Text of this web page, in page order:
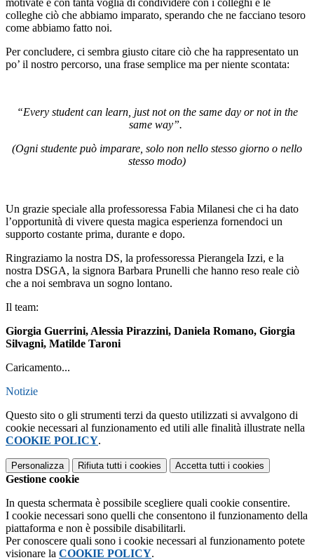
colleghe ciò che abbiamo imparato, sperando che ne facciano tesoro
come abbiamo fatto noi.
Per concludere, ci sembra giusto citare ciò che ha rappresentato un
po’ il nostro percorso, una frase semplice ma per niente scontata:
“Every student can learn, just not on the same day or not in the
same way”.
(Ogni studente può imparare, solo non nello stesso giorno o nello
stesso modo)
Un grazie speciale alla professoressa Fabia Milanesi che ci ha dato
l’opportunità di vivere questa magica esperienza fornendoci un
supporto costante prima, durante e dopo.
Ringraziamo la nostra DS, la professoressa Pierangela Izzi, e la
nostra DSGA, la signora Barbara Prunelli che hanno reso reale ciò
che a noi sembrava un sogno lontano.
Il team:
Giorgia Guerrini, Alessia Pirazzini, Daniela Romano, Giorgia
Silvagni, Matilde Taroni
Caricamento...
Notizie
Questo sito o gli strumenti terzi da questo utilizzati si avvalgono di
cookie necessari al funzionamento ed utili alle finalità illustrate nella
COOKIE POLICY.
Personalizza Rifiuta tutti i cookies Accetta tutti i cookies
Gestione cookie
In questa schermata è possibile scegliere quali cookie consentire.
I cookie necessari sono quelli che consentono il funzionamento della
piattaforma e non è possibile disabilitarli.
Per conoscere quali sono i cookie necessari al funzionamento potete
visionare la COOKIE POLICY.